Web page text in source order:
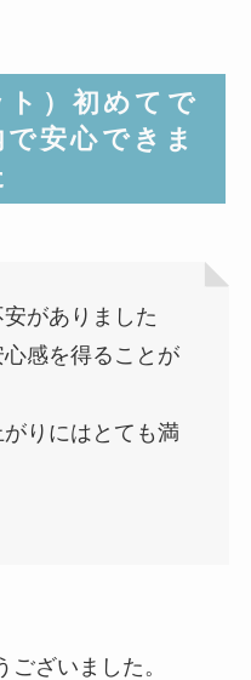
ト）初めてで
安心できま
がありました
感を得ることが
りにはとても満
ざいました。